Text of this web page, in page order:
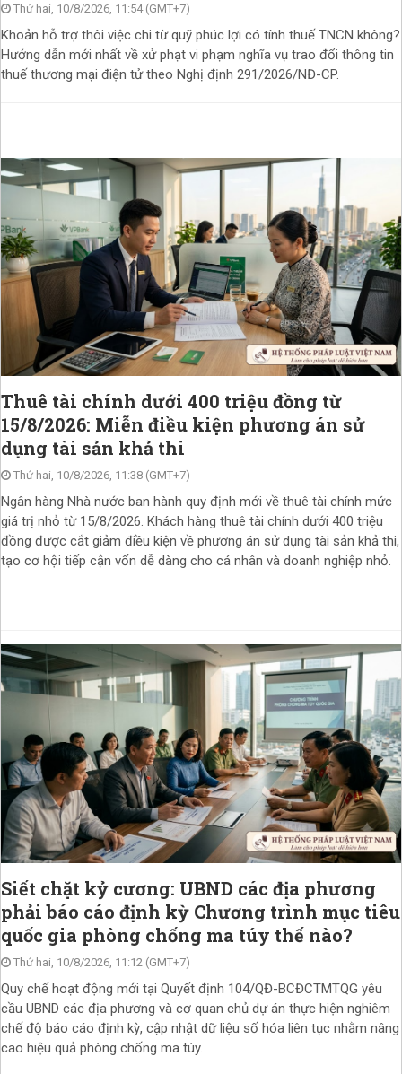
Thứ hai, 10/8/2026, 11:54 (GMT+7)
Khoản hỗ trợ thôi việc chi từ quỹ phúc lợi có tính thuế TNCN không?
Hướng dẫn mới nhất về xử phạt vi phạm nghĩa vụ trao đổi thông tin
thuế thương mại điện tử theo Nghị định 291/2026/NĐ-CP.
Thuê tài chính dưới 400 triệu đồng từ
15/8/2026: Miễn điều kiện phương án sử
dụng tài sản khả thi
Thứ hai, 10/8/2026, 11:38 (GMT+7)
Ngân hàng Nhà nước ban hành quy định mới về thuê tài chính mức
giá trị nhỏ từ 15/8/2026. Khách hàng thuê tài chính dưới 400 triệu
đồng được cắt giảm điều kiện về phương án sử dụng tài sản khả thi,
tạo cơ hội tiếp cận vốn dễ dàng cho cá nhân và doanh nghiệp nhỏ.
Siết chặt kỷ cương: UBND các địa phương
phải báo cáo định kỳ Chương trình mục tiêu
quốc gia phòng chống ma túy thế nào?
Thứ hai, 10/8/2026, 11:12 (GMT+7)
Quy chế hoạt động mới tại Quyết định 104/QĐ-BCĐCTMTQG yêu
cầu UBND các địa phương và cơ quan chủ dự án thực hiện nghiêm
chế độ báo cáo định kỳ, cập nhật dữ liệu số hóa liên tục nhằm nâng
cao hiệu quả phòng chống ma túy.